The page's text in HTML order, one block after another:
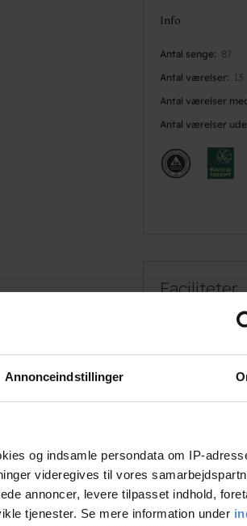
Annonceindstillinger
og indsamle persondata om IP-
videregives til vores
annoncer, levere tilpasset indhold,
tjenester. Se mere information under
Info
Antal senge
87
Antal værelser
13
Antal værelser
Antal værelser
Faciliteter
Fodbold
Gratis